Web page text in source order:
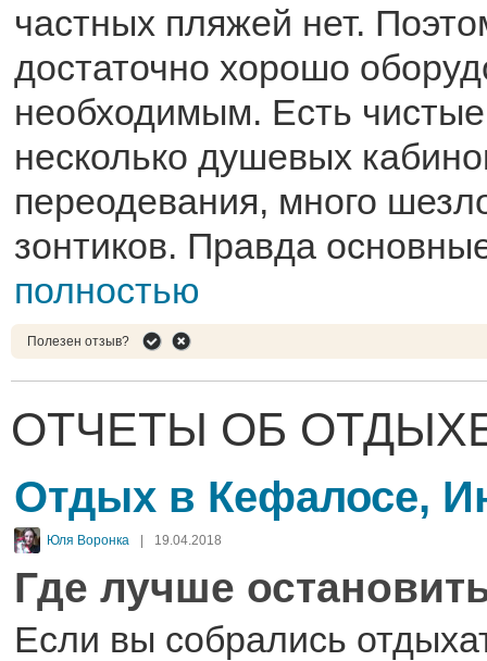
частных пляжей нет.
достаточно хорошо
необходимым. Есть
несколько душевых
переодевания, много
зонтиков. Правда
полностью
Полезен отзыв?
ОТЧЕТЫ ОБ
Отдых в Кефалосе,
Юля Воронка | 19.04.2018
Где лучше
Если вы собрались